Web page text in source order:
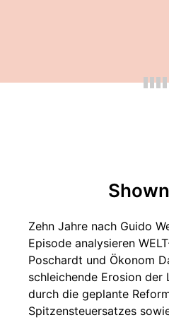
Zehn Jahre nach Guido
Episode analysieren
Poschardt und Ökonom
schleichende Erosion
durch die geplante
Spitzensteuersatzes